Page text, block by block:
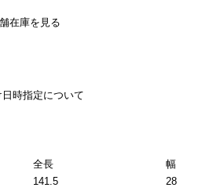
在庫を見る
時指定について
全長
幅
141.5
28